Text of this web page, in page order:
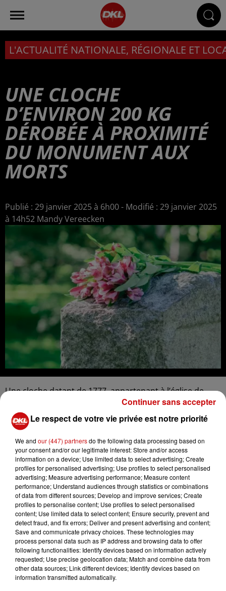
L'ACTUALITÉ NATIONALE, RÉGIONALE ET
UNE CLOCHE
D’ENVIRON 200 KG
DÉROBÉE À PROXIMITÉ
DU MONUMENT AUX
MORTS
Publié : 29 janvier 2025 à 6h00 - Modifié : 29 janvier 2025
à 14h52 Mandy Vereecken
Une cloche datant de 1777, appartenant à l’église de
Triembach-au-Val, avait été retirée en 1983 et installée
sur un socle dans un petit square voisin.
Bien qu’ayant traversé les deux guerres sans encombre,
elle a été volée dans la nuit du 26 au 27 janvier. Pesant
environ 200 kg, elle était placée près du monument aux
morts.
Ornée de l’inscription"Gloria In Excelsis Deo"et décorée
de deux angelots, la cloche présentait une fissure
verticale.
Le maire, Gérard Debauchez, a signalé le vol en
déposant plainte auprès de la gendarmerie de Villé.
Le respect de votre vie privée est notre priorité
We and our (447) partnersdo the following data processing based on
your consent and/or our legitimate interest: Store and/or access
information on a device; Use limited data to select advertising; Create
profiles for personalised advertising; Use profiles to select personalised
advertising; Measure advertising performance; Measure content
performance; Understand audiences through statistics or combinations
of data from different sources; Develop and improve services; Create
profiles to personalise content; Use profiles to select personalised
content; Use limited data to select content; Ensure security, prevent and
detect fraud, and fix errors; Deliver and present advertising and content;
Save and communicate privacy choices. These technologies may
process personal data such as IP address and browsing data to offer
following functionalities: Identify devices based on information actively
requested; Use precise geolocation data; Match and combine data from
other data sources; Link different devices; Identify devices based on
information transmitted automatically.
Continuer sans accepter